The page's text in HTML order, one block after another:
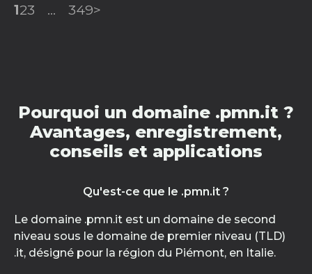
123 ... 349>
Pourquoi un domaine .pmn.it ?
Avantages, enregistrement,
conseils et applications
Qu'est-ce que le .pmn.it ?
Le domaine .pmn.it est un domaine de second
niveau sous le domaine de premier niveau (TLD)
.it, désigné pour la région du Piémont, en Italie.